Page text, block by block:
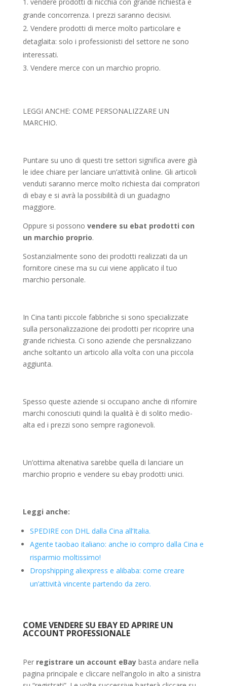
grande concorrenza. I prezzi saranno decisivi.
Vendere prodotti di merce molto particolare e
detaglaita: solo i professionisti del settore ne sono
interessati.
Vendere merce con un marchio proprio.
LEGGI ANCHE: COME PERSONALIZZARE UN
MARCHIO.
Puntare su uno di questi tre settori significa avere già
le idee chiare per lanciare un’attività online. Gli articoli
venduti saranno merce molto richiesta dai compratori
di ebay e si avrà la possibilità di un guadagno
maggiore.
Oppure si possono vendere su ebat prodotti con
un marchio proprio.
Sostanzialmente sono dei prodotti realizzati da un
fornitore cinese ma su cui viene applicato il tuo
marchio personale.
In Cina tanti piccole fabbriche si sono specializzate
sulla personalizzazione dei prodotti per ricoprire una
grande richiesta. Ci sono aziende che persnalizzano
anche soltanto un articolo alla volta con una piccola
aggiunta.
Spesso queste aziende si occupano anche di rifornire
marchi conosciuti quindi la qualità è di solito medio-
alta ed i prezzi sono sempre ragionevoli.
Un’ottima altenativa sarebbe quella di lanciare un
marchio proprio e vendere su ebay prodotti unici.
Leggi anche:
SPEDIRE con DHL dalla Cina all’Italia.
Agente taobao italiano: anche io compro dalla Cina e
risparmio moltissimo!
Dropshipping aliexpress e alibaba: come creare
un’attività vincente partendo da zero.
COME VENDERE SU EBAY ED APRIRE UN
ACCOUNT PROFESSIONALE
Per registrare un account eBaybasta andare nella
pagina principale e cliccare nell’angolo in alto a sinistra